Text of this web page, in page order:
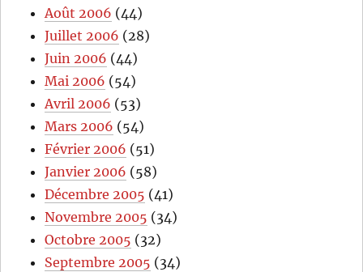
Août 2006 (44)
Juillet 2006 (28)
Juin 2006 (44)
Mai 2006 (54)
Avril 2006 (53)
Mars 2006 (54)
Février 2006 (51)
Janvier 2006 (58)
Décembre 2005 (41)
Novembre 2005 (34)
Octobre 2005 (32)
Septembre 2005 (34)